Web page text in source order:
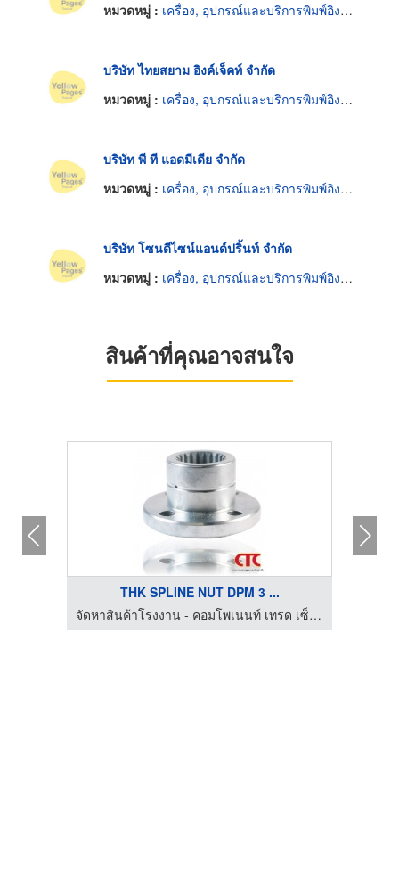
หมวดหมู่ : เครื่อง, อุปกรณ์และบริการพิมพ์อิงค์เจ็ท
บริษัท ไทยสยาม อิงค์เจ็คท์ จำกัด
หมวดหมู่ : เครื่อง, อุปกรณ์และบริการพิมพ์อิงค์เจ็ท
บริษัท พี ที แอดมีเดีย จำกัด
หมวดหมู่ : เครื่อง, อุปกรณ์และบริการพิมพ์อิงค์เจ็ท
บริษัท โซนดีไซน์แอนด์ปริ้นท์ จำกัด
หมวดหมู่ : เครื่อง, อุปกรณ์และบริการพิมพ์อิงค์เจ็ท
สินค้าที่คุณอาจสนใจ
THK SPLINE NUT DPM 3 ...
จัดหาสินค้าโรงงาน - คอมโพเนนท์ เทรด เซ็นเตอร์